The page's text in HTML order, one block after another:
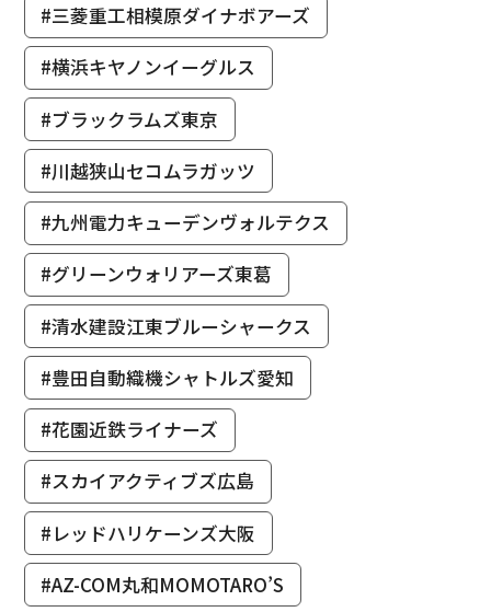
#三菱重工相模原ダイナボアーズ
#横浜キヤノンイーグルス
#ブラックラムズ東京
#川越狭山セコムラガッツ
#九州電力キューデンヴォルテクス
#グリーンウォリアーズ東葛
#清水建設江東ブルーシャークス
#豊田自動織機シャトルズ愛知
#花園近鉄ライナーズ
#スカイアクティブズ広島
#レッドハリケーンズ大阪
#AZ-COM丸和MOMOTARO’S